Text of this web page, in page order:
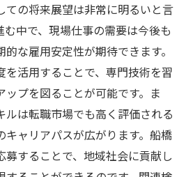
ての将来展望は非常に明るいと言
む中で、現場仕事の需要は今後も
な雇用安定性が期待できます。
を活用することで、専門技術を習
プを図ることが可能です。ま
ルは転職市場でも高く評価される
キャリアパスが広がります。船橋
募することで、地域社会に貢献し